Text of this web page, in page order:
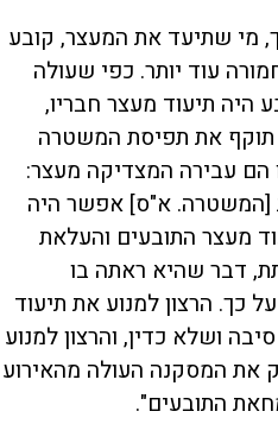
מי שתיעד את המעצר, קובע
עוד יותר. כפי שעולה
היה תיעוד מעצר חבריו,
תוקף את תפיסת המשטרה
הם עבירה המצדיקה מעצר:
[המשטרה. א"ס] אפשר היה
מעצר התובעים והעלאת
דבר שהיא ראתה בו
כך. הרצון למנוע את תיעוד
ושלא כדין, והרצון למנוע
את המסקנה העולה מהאירוע
התובעים".